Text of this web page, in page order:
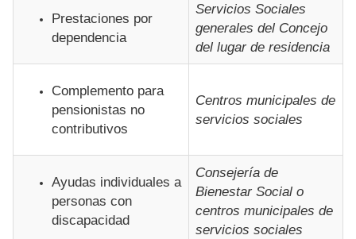
Prestaciones por
dependencia
Servicios Sociales
generales del Concejo
del lugar de residencia
Complemento para
pensionistas no
contributivos
Centros municipales de
servicios sociales
Ayudas individuales a
personas con
discapacidad
Consejería de
Bienestar Social o
centros municipales de
servicios sociales